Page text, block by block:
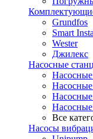
Grundfos
Smart
Wester
Джилекс
Насосные
Все
Насосы